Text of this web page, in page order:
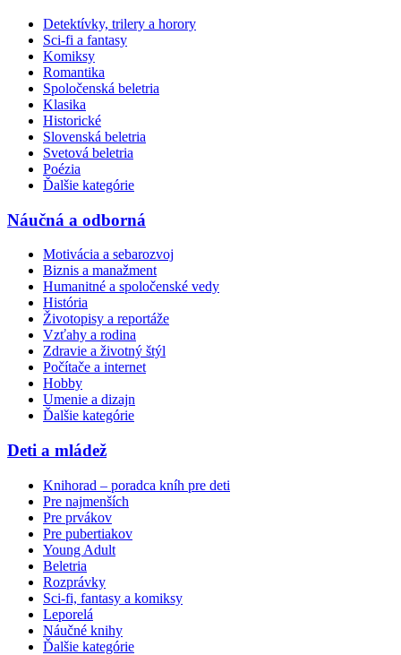
Detektívky, trilery a horory
Sci-fi a fantasy
Komiksy
Romantika
Spoločenská beletria
Klasika
Historické
Slovenská beletria
Svetová beletria
Poézia
Ďalšie kategórie
Náučná a odborná
Motivácia a sebarozvoj
Biznis a manažment
Humanitné a spoločenské vedy
História
Životopisy a reportáže
Vzťahy a rodina
Zdravie a životný štýl
Počítače a internet
Hobby
Umenie a dizajn
Ďalšie kategórie
Deti a mládež
Knihorad – poradca kníh pre deti
Pre najmenších
Pre prvákov
Pre pubertiakov
Young Adult
Beletria
Rozprávky
Sci-fi, fantasy a komiksy
Leporelá
Náučné knihy
Ďalšie kategórie